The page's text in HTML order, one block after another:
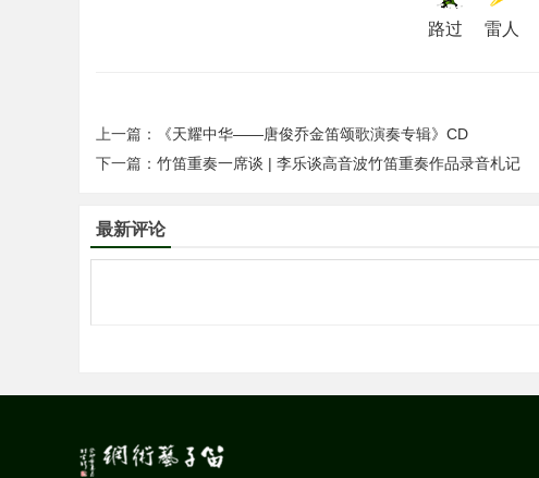
路过 雷人
上一篇：
《天耀中华——唐俊乔金笛颂歌演奏专辑》CD
下一篇： 竹笛重奏一席谈 | 李乐谈高音波竹笛重奏作品录音札记
最新评论